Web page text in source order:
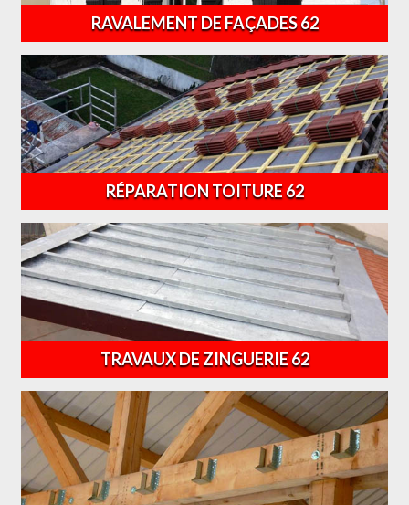
RAVALEMENT DE FAÇADES 62
RÉPARATION TOITURE 62
TRAVAUX DE ZINGUERIE 62